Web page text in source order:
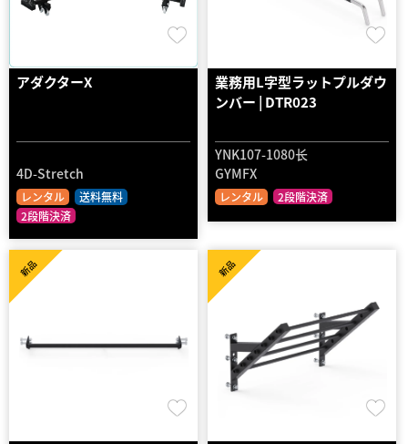
アダクターX
4D-Stretch
レンタル
送料無料
2段階決済
業務用L字型ラットプルダウ
ンバー | DTR023
YNK107-1080长
GYMFX
レンタル 2段階決済
新品 新品